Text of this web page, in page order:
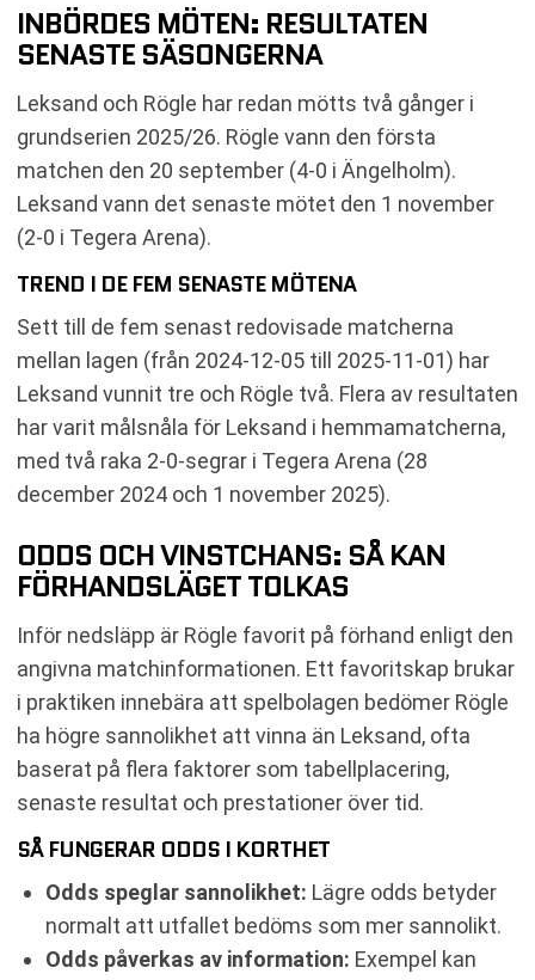
INBÖRDES MÖTEN: RESULTATEN
SENASTE SÄSONGERNA
Leksand och Rögle har redan mötts två gånger i
grundserien 2025/26. Rögle vann den första
matchen den 20 september (4-0 i Ängelholm).
Leksand vann det senaste mötet den 1 november
(2-0 i Tegera Arena).
TREND I DE FEM SENASTE MÖTENA
Sett till de fem senast redovisade matcherna
mellan lagen (från 2024-12-05 till 2025-11-01) har
Leksand vunnit tre och Rögle två. Flera av resultaten
har varit målsnåla för Leksand i hemmamatcherna,
med två raka 2-0-segrar i Tegera Arena (28
december 2024 och 1 november 2025).
ODDS OCH VINSTCHANS: SÅ KAN
FÖRHANDSLÄGET TOLKAS
Inför nedsläpp är Rögle favorit på förhand enligt den
angivna matchinformationen. Ett favoritskap brukar
i praktiken innebära att spelbolagen bedömer Rögle
ha högre sannolikhet att vinna än Leksand, ofta
baserat på flera faktorer som tabellplacering,
senaste resultat och prestationer över tid.
SÅ FUNGERAR ODDS I KORTHET
Odds speglar sannolikhet: Lägre odds betyder
normalt att utfallet bedöms som mer sannolikt.
Odds påverkas av information: Exempel kan